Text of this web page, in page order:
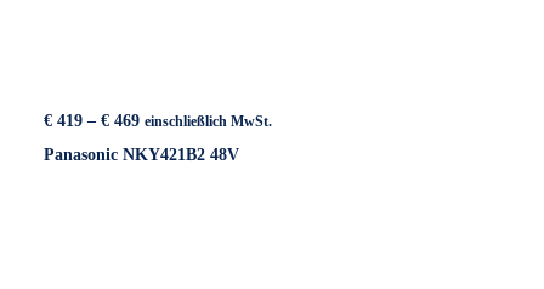
€ 419 – € 469Preisspanne:
bis
einschließlich MwSt.
Panasonic NKY421B2 48V